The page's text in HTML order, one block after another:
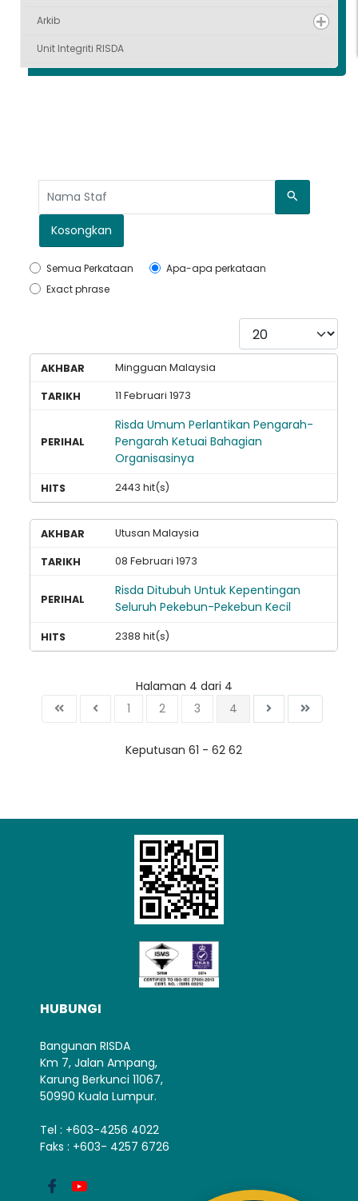
Arkib
Unit Integriti RISDA
Kosongkan
Semua Perkataan
Apa-apa perkataan
Exact phrase
Papar #
Mingguan Malaysia
11 Februari 1973
Risda Umum Perlantikan Pengarah-
Pengarah Ketuai Bahagian
Organisasinya
2443 hit(s)
Utusan Malaysia
08 Februari 1973
Risda Ditubuh Untuk Kepentingan
Seluruh Pekebun-Pekebun Kecil
2388 hit(s)
Halaman 4 dari 4
1
2 3 4
Keputusan 61 - 62 62
HUBUNGI
Bangunan RISDA
Km 7, Jalan Ampang,
Karung Berkunci 11067,
50990 Kuala Lumpur.
Tel : +603-4256 4022
Faks : +603- 4257 6726
Loading AiRIS...